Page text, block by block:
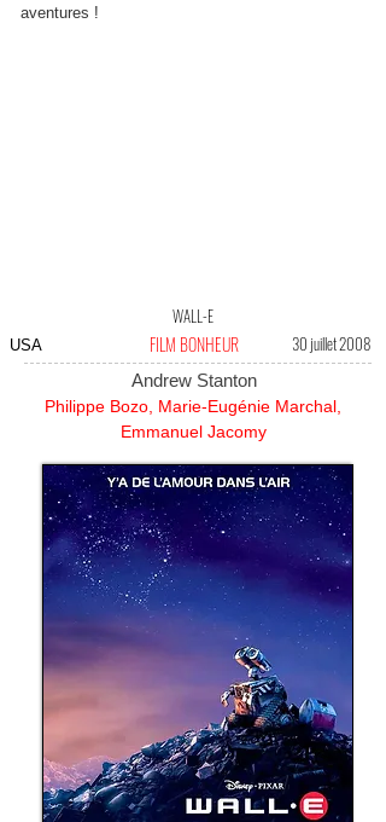
aventures !
WALL-E
USA FILM BONHEUR 30 juillet 2008
Andrew Stanton
Philippe Bozo, Marie-Eugénie Marchal,
Emmanuel Jacomy